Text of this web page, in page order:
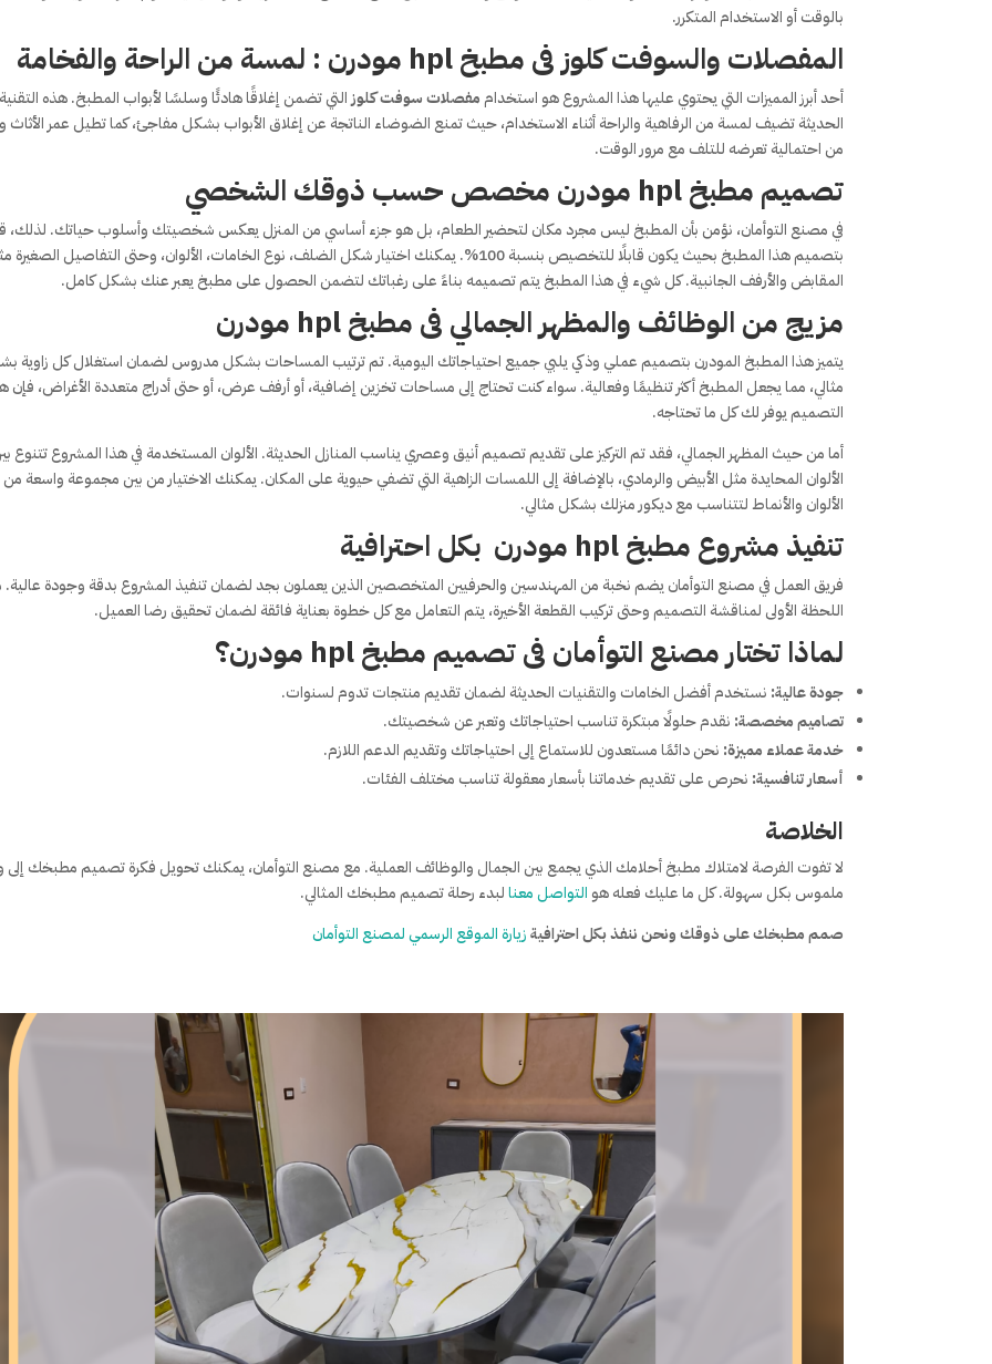
بالوقت أو الاستخدام المتكرر.
المفصلات والسوفت كلوز فى مطبخ hpl مودرن : لمسة من الراحة والفخامة
أحد أبرز المميزات التي يحتوي عليها هذا المشروع هو استخداممفصلات سوفت كلوزالتي تضمن إغلاقًا هادئًا وسلسًا لأبواب المطبخ. هذه
الحديثة تضيف لمسة من الرفاهية والراحة أثناء الاستخدام، حيث تمنع الضوضاء الناتجة عن إغلاق الأبواب بشكل مفاجئ، كما تطيل عمر الأثاث
من احتمالية تعرضه للتلف مع مرور الوقت.
تصميم مطبخ hpl مودرن مخصص حسب ذوقك الشخصي
في مصنع التوأمان، نؤمن بأن المطبخ ليس مجرد مكان لتحضير الطعام، بل هو جزء أساسي من المنزل يعكس شخصيتك وأسلوب حياتك. لذلك،
بتصميم هذا المطبخ بحيث يكون قابلًا للتخصيص بنسبة 100%. يمكنك اختيار شكل الضلف، نوع الخامات، الألوان، وحتى التفاصيل
المقابض والأرفف الجانبية. كل شيء في هذا المطبخ يتم تصميمه بناءً على رغباتك لتضمن الحصول على مطبخ يعبر عنك بشكل كامل.
مزيج من الوظائف والمظهر الجمالي فى مطبخ hpl مودرن
يتميز هذا المطبخ المودرن بتصميم عملي وذكي يلبي جميع احتياجاتك اليومية. تم ترتيب المساحات بشكل مدروس لضمان استغلال كل زاوية
مثالي، مما يجعل المطبخ أكثر تنظيمًا وفعالية. سواء كنت تحتاج إلى مساحات تخزين إضافية، أو أرفف عرض، أو حتى أدراج متعددة الأغراض، فإن
التصميم يوفر لك كل ما تحتاجه.
أما من حيث المظهر الجمالي، فقد تم التركيز على تقديم تصميم أنيق وعصري يناسب المنازل الحديثة. الألوان المستخدمة في هذا المشروع تتنوع
الألوان المحايدة مثل الأبيض والرمادي، بالإضافة إلى اللمسات الزاهية التي تضفي حيوية على المكان. يمكنك الاختيار من بين مجموعة واسعة من
الألوان والأنماط لتتناسب مع ديكور منزلك بشكل مثالي.
تنفيذ مشروع مطبخ hpl مودرن بكل احترافية
فريق العمل في مصنع التوأمان يضم نخبة من المهندسين والحرفيين المتخصصين الذين يعملون بجد لضمان تنفيذ المشروع بدقة وجودة عالية.
اللحظة الأولى لمناقشة التصميم وحتى تركيب القطعة الأخيرة، يتم التعامل مع كل خطوة بعناية فائقة لضمان تحقيق رضا العميل.
لماذا تختار مصنع التوأمان فى تصميم مطبخ hpl مودرن؟
جودة عالية: نستخدم أفضل الخامات والتقنيات الحديثة لضمان تقديم منتجات تدوم لسنوات.
تصاميم مخصصة: نقدم حلولًا مبتكرة تناسب احتياجاتك وتعبر عن شخصيتك.
خدمة عملاء مميزة: نحن دائمًا مستعدون للاستماع إلى احتياجاتك وتقديم الدعم اللازم.
أسعار تنافسية: نحرص على تقديم خدماتنا بأسعار معقولة تناسب مختلف الفئات.
الخلاصة
لا تفوت الفرصة لامتلاك مطبخ أحلامك الذي يجمع بين الجمال والوظائف العملية. مع مصنع التوأمان، يمكنك تحويل فكرة تصميم مطبخك إلى
ملموس بكل سهولة. كل ما عليك فعله هو التواصل معنالبدء رحلة تصميم مطبخك المثالي.
صمم مطبخك على ذوقك ونحن ننفذ بكل احترافيةزيارة الموقع الرسمي لمصنع التوأمان